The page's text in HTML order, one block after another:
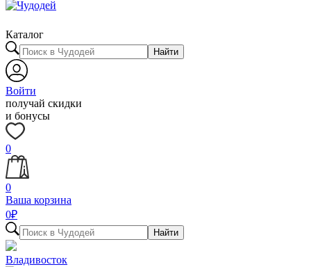
Каталог
Найти
Войти
получай скидки
и бонусы
0
0
Ваша корзина
0₽
Найти
Владивосток